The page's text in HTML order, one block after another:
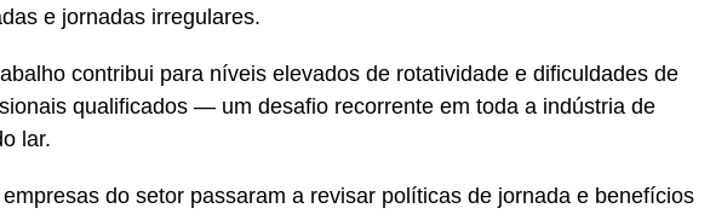
e jornadas irregulares.
contribui para níveis elevados de rotatividade e dificuldades de
qualificados — um desafio recorrente em toda a indústria de
lar.
do setor passaram a revisar políticas de jornada e benefícios